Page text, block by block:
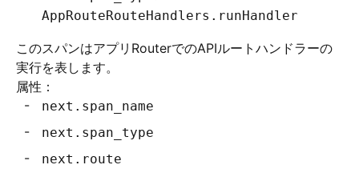
AppRouteRouteHandlers.runHandler
このスパンはアプリRouterでのAPIルートハンドラーの
実行を表します。
属性：
next.span_name
next.span_type
next.route